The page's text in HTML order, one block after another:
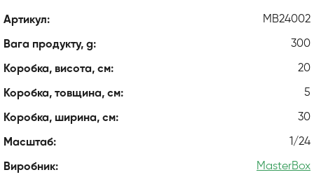
Артикул: MB24002
Вага продукту, g: 300
Коробка, висота, см: 20
Коробка, товщина, см: 5
Коробка, ширина, см: 30
Масштаб: 1/24
Виробник: MasterBox